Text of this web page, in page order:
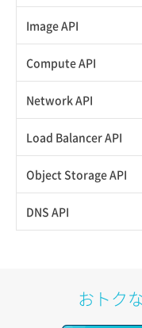
Credential作成
Credential削除
サブユーザーにロールを
サブユーザー一覧取得
サブユーザー作成
サブユーザー更新
スナップショット一覧取得
スナップショット作成
スナップショット削除
スナップショット詳細取
バックアップリストア
バックアップ詳細一覧取得
Image API
ISOイメージアップロード
ISOイメージ作成
イメージ一覧取得
イメージ保存容量変更
イメージ詳細取得
Compute API
ISOイメージ挿入/排出
SSHキーペア一覧取得
SSHキーペア作成
アタッチ済みポート詳細取
Network API
QoSポリシー一覧取得
QoSポリシー詳細取得
サブネット一覧取得
サブネット詳細取得
Load Balancer API
プール一覧取得
プール作成
Object Storage API
Web公開
DNS API
おトク